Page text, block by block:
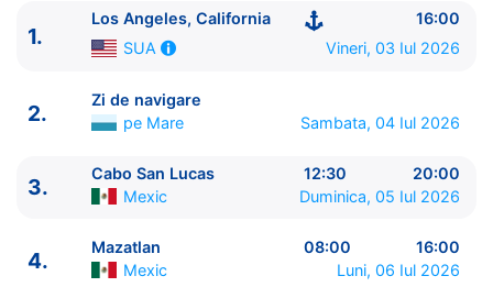
Sosire pe 10 Iul 2026in Los Angeles, California, SUA
Navigator of the Seas
1.
Los Angeles, California
16:00
SUA
Vineri, 03 Iul 2026
2.
Zi de navigare
pe Mare
Sambata, 04 Iul 2026
3.
Cabo San Lucas 12:30
20:00
Mexic
Duminica, 05 Iul 2026
4.
Mazatlan 08:00
16:00
Mexic
Luni, 06 Iul 2026